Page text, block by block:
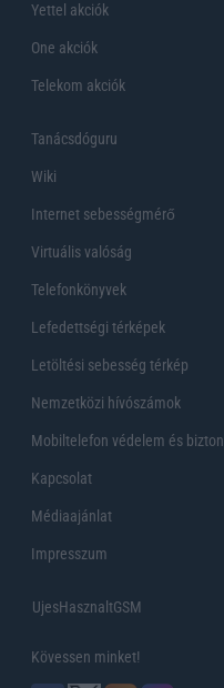
Yettel akciók
One akciók
Telekom akciók
Tanácsdóguru
Wiki
Internet sebességmérő
Virtuális valóság
Telefonkönyvek
Lefedettségi térképek
Letöltési sebesség térkép
Nemzetközi hívószámok
Mobiltelefon védelem és
Kapcsolat
Médiaajánlat
Impresszum
UjesHasznaltGSM
Kövessen minket!